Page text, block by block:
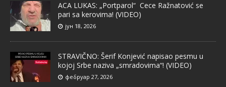
ACA LUKAS: „Portparol“ Cece Ražnatović se
pari sa kerovima! (VIDEO)
јун 18, 2026
STRAVIČNO: Šerif Konjević napisao pesmu u
kojoj Srbe naziva „smradovima“! (VIDEO)
фебруар 27, 2026